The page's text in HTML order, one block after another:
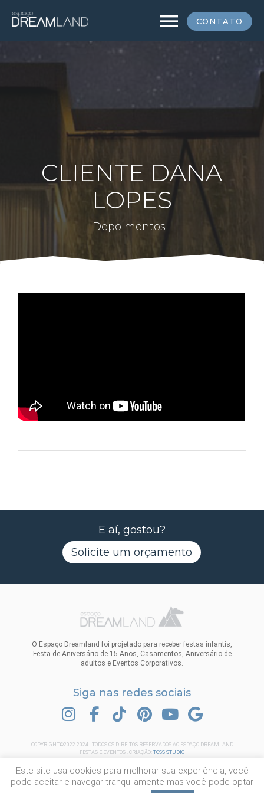
CONTATO
menu
CLIENTE DANA
LOPES
Depoimentos |
E aí, gostou?
Solicite um orçamento
O Espaço Dreamland foi projetado para receber festas infantis,
Festa de Aniversário de 15 Anos, Casamentos, Aniversário de
adultos e Eventos Corporativos.
Siga nas redes sociais
INSTAGRAMFACEBOOKTIK TOK PINTERESTYOUTUBE
COPYRIGHT©2022-2024 - TODOS OS DIREITOS RESERVADOS AO ESPAÇO DREAMLAND
FESTAS E EVENTOS . CRIAÇÃO:TOSS STUDIO
Este site usa cookies para melhorar sua experiência, você
pode aceitar e navegar tranquilamente mas você pode optar